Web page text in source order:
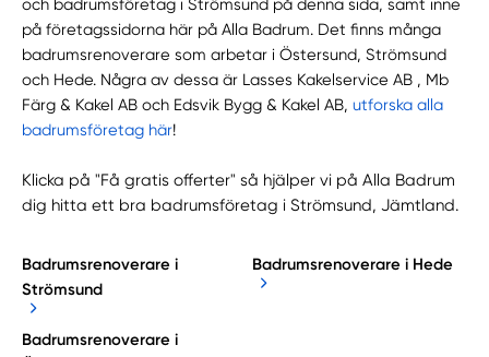
på företagssidorna här på Alla Badrum. Det finns många
badrumsrenoverare som arbetar i Östersund, Strömsund
och Hede. Några av dessa är Lasses Kakelservice AB , Mb
Färg & Kakel AB och Edsvik Bygg & Kakel AB,utforska alla
badrumsföretag här!
Klicka på "Få gratis offerter" så hjälper vi på Alla Badrum
dig hitta ett bra badrumsföretag i Strömsund, Jämtland.
Badrumsrenoverare i
Strömsund
Badrumsrenoverare i Hede
Badrumsrenoverare i